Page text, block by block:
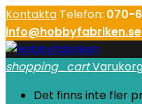
Kontakta Telefon: 070-
info@hobbyfabriken.se
shopping_cart
Det finns inte fler